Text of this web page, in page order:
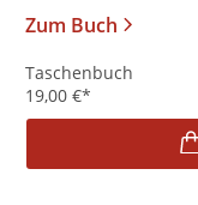
Zum Buch
Taschenbuch
19,00 €*